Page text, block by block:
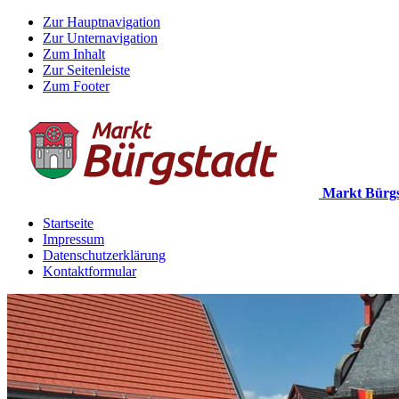
Zur Hauptnavigation
Zur Unternavigation
Zum Inhalt
Zur Seitenleiste
Zum Footer
Markt
Startseite
Impressum
Datenschutzerklärung
Kontaktformular